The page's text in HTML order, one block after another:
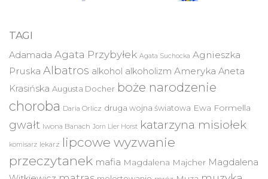
TAGI
Adamada Agata Przybyłek Agata Suchocka Agnieszka
Pruska Albatros alkohol alkoholizm Ameryka Aneta
Krasińska Augusta Docher boże narodzenie
choroba Daria Orlicz druga wojna światowa Ewa Formella
gwałt Iwona Banach Jorn Lier Horst katarzyna misiołek
komisarz lekarz lipcowe wyzwanie
przeczytanek mafia Magdalena Majcher Magdalena